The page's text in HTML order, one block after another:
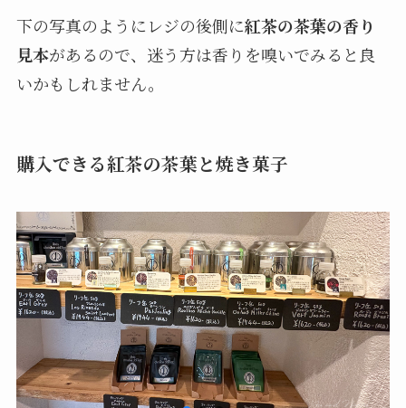
下の写真のようにレジの後側に紅茶の茶葉の香り
見本があるので、迷う方は香りを嗅いでみると良
いかもしれません。
購入できる紅茶の茶葉と焼き菓子